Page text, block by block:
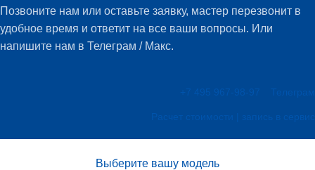
Позвоните нам или оставьте заявку, мастер перезвонит в
удобное время и ответит на все ваши вопросы. Или
напишите нам в Телеграм / Макс.
+7 495 967-98-97 Телеграм
Расчет стоимости | запись в сервис
Выберите вашу модель